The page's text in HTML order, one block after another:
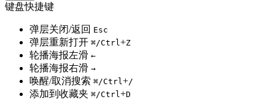
键盘快捷键
弹层关闭/返回 Esc
弹层重新打开 ⌘/Ctrl+Z
轮播海报左滑 ←
轮播海报右滑 →
唤醒/取消搜索 ⌘/Ctrl+/
添加到收藏夹 ⌘/Ctrl+D